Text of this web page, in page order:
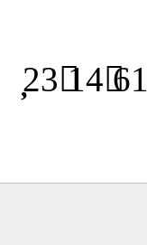
23 14